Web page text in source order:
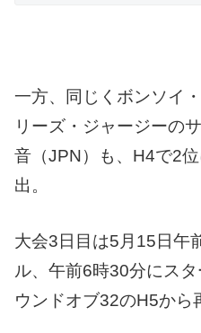
一方、同じくボンソイ
リーズ・ジャージーの
音（JPN）も、H4で2
出。
大会3日目は5月15日午
ル、午前6時30分にス
ウンドオブ32のH5から